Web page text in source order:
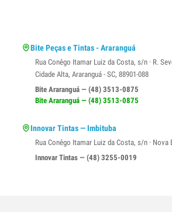
Bite Peças e Tintas - Araranguá
Rua Conêgo Itamar Luiz da Costa, s/n · R.
Cidade Alta, Araranguá - SC, 88901-088
Bite Araranguá — (48) 3513-0875
Bite Araranguá — (48) 3513-0875
Innovar Tintas — Imbituba
Rua Conêgo Itamar Luiz da Costa, s/n · Nova
Innovar Tintas — (48) 3255-0019